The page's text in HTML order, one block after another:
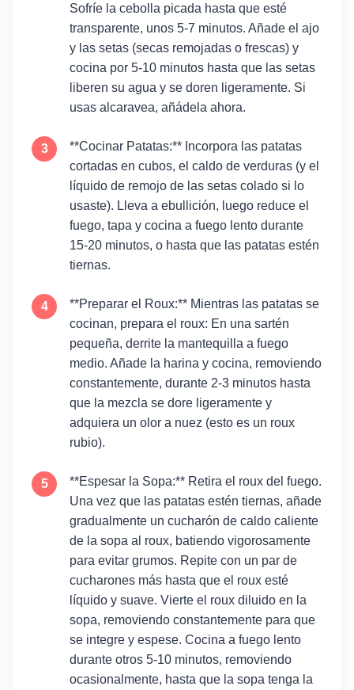
Sofríe la cebolla picada hasta que esté
transparente, unos 5-7 minutos. Añade el ajo
y las setas (secas remojadas o frescas) y
cocina por 5-10 minutos hasta que las setas
liberen su agua y se doren ligeramente. Si
usas alcaravea, añádela ahora.
**Cocinar Patatas:** Incorpora las patatas
cortadas en cubos, el caldo de verduras (y el
líquido de remojo de las setas colado si lo
usaste). Lleva a ebullición, luego reduce el
fuego, tapa y cocina a fuego lento durante
15-20 minutos, o hasta que las patatas estén
tiernas.
**Preparar el Roux:** Mientras las patatas se
cocinan, prepara el roux: En una sartén
pequeña, derrite la mantequilla a fuego
medio. Añade la harina y cocina, removiendo
constantemente, durante 2-3 minutos hasta
que la mezcla se dore ligeramente y
adquiera un olor a nuez (esto es un roux
rubio).
**Espesar la Sopa:** Retira el roux del fuego.
Una vez que las patatas estén tiernas, añade
gradualmente un cucharón de caldo caliente
de la sopa al roux, batiendo vigorosamente
para evitar grumos. Repite con un par de
cucharones más hasta que el roux esté
líquido y suave. Vierte el roux diluido en la
sopa, removiendo constantemente para que
se integre y espese. Cocina a fuego lento
durante otros 5-10 minutos, removiendo
ocasionalmente, hasta que la sopa tenga la